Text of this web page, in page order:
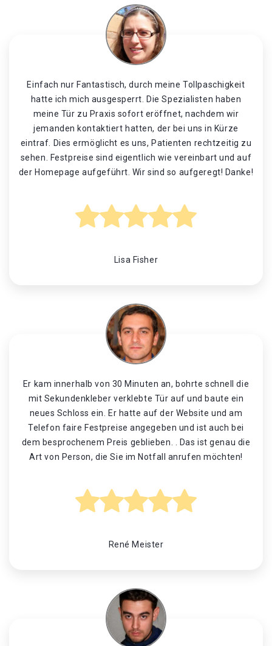
Einfach nur Fantastisch, durch meine Tollpaschigkeit
hatte ich mich ausgesperrt. Die Spezialisten haben
meine Tür zu Praxis sofort eröffnet, nachdem wir
jemanden kontaktiert hatten, der bei uns in Kürze
eintraf. Dies ermöglicht es uns, Patienten rechtzeitig zu
sehen. Festpreise sind eigentlich wie vereinbart und auf
der Homepage aufgeführt. Wir sind so aufgeregt! Danke!
Lisa Fisher
Er kam innerhalb von 30 Minuten an, bohrte schnell die
mit Sekundenkleber verklebte Tür auf und baute ein
neues Schloss ein. Er hatte auf der Website und am
Telefon faire Festpreise angegeben und ist auch bei
dem besprochenem Preis geblieben. . Das ist genau die
Art von Person, die Sie im Notfall anrufen möchten!
René Meister